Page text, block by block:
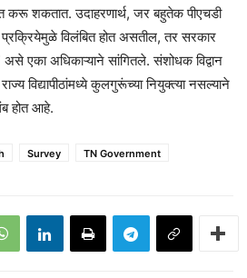
शकतात. उदाहरणार्थ, जर बहुतेक पीएचडी
प्रक्रियेमुळे विलंबित होत असतील, तर सरकार
एका अधिकाऱ्याने सांगितले. संशोधक विद्वान
विद्यापीठांमध्ये कुलगुरूंच्या नियुक्त्या नसल्याने
होत आहे.
Survey TN Government